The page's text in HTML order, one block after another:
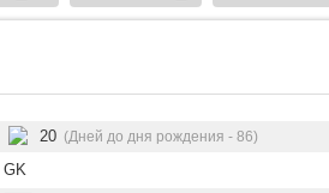
20 (Дней до дня рождения - 86)
GK